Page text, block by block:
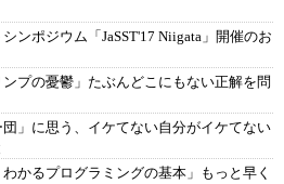
ンポジウム「JaSST'17 Niigata」開催のお
ンプの憂鬱」たぶんどこにもない正解を問
団」に思う、イケてない自分がイケてない
かるプログラミングの基本」もっと早く